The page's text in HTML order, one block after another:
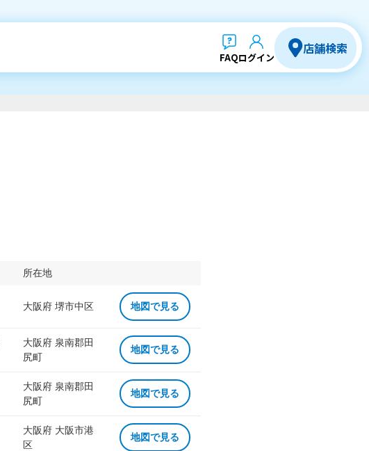
FAQログイン
店舗検索
所在地
大阪府 堺市中区 地図で見る
大阪府 泉南郡田
尻町
地図で見る
大阪府 泉南郡田
尻町
地図で見る
大阪府 大阪市港
区
地図で見る